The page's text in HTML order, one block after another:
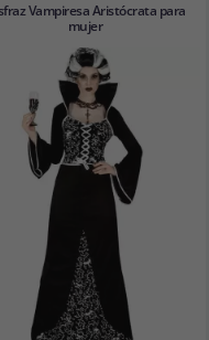
, você poderá fazer suas
verificar o status de seus
anteriores.
por você.
Vampiresa Aristócrata para
mujer